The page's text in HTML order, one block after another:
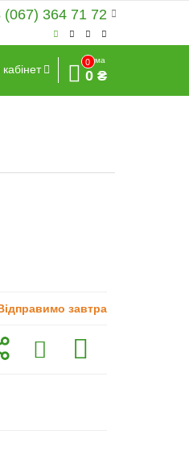
(067) 364 71 72
0
Сума
0 ₴
завтра